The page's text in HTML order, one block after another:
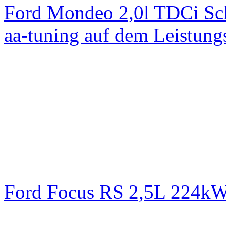
Ford Mondeo 2,0l TDCi
aa-tuning auf dem
Ford Focus RS 2,5L